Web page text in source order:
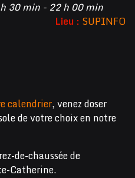
30 min - 22 h 00 min
Lieu : SUPINFO
calendrier, venez doser
de votre choix en notre
de-chaussée de
Catherine.